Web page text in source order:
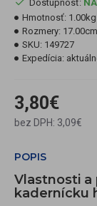
3,80€
bez DPH: 3,09€
Dostupnosť:
Hmotnosť: 1.00kg
Rozmery:
SKU: 149727
Expedícia:
POPIS
Vlastnosti a
kadernícku